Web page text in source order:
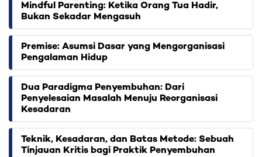
Mindful Parenting: Ketika Orang Tua Hadir,
Bukan Sekadar Mengasuh
Premise: Asumsi Dasar yang Mengorganisasi
Pengalaman Hidup
Dua Paradigma Penyembuhan: Dari
Penyelesaian Masalah Menuju Reorganisasi
Kesadaran
Teknik, Kesadaran, dan Batas Metode: Sebuah
Tinjauan Kritis bagi Praktik Penyembuhan